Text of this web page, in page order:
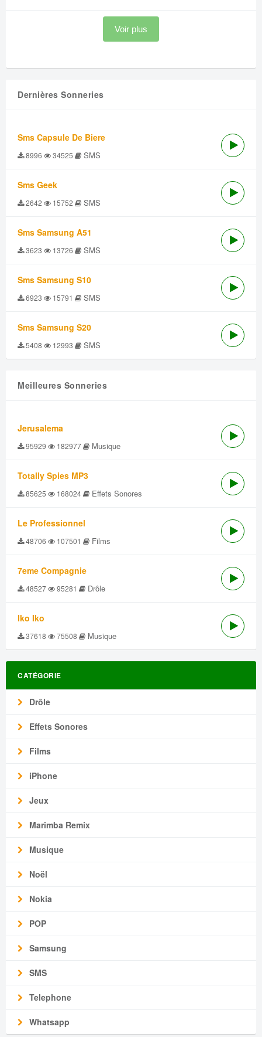
Voir plus
Dernières Sonneries
Sms Capsule De Biere
8996 34525 SMS
Sms Geek
2642 15752 SMS
Sms Samsung A51
3623 13726 SMS
Sms Samsung S10
6923 15791 SMS
Sms Samsung S20
5408 12993 SMS
Meilleures Sonneries
Jerusalema
95929 182977 Musique
Totally Spies MP3
85625 168024 Effets Sonores
Le Professionnel
48706 107501 Films
7eme Compagnie
48527 95281 Drôle
Iko Iko
37618 75508 Musique
CATÉGORIE
Drôle
Effets Sonores
Films
iPhone
Jeux
Marimba Remix
Musique
Noël
Nokia
POP
Samsung
SMS
Telephone
Whatsapp